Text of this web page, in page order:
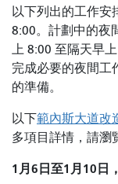
以下列出的工作安
8:00。計劃中的夜
上 8:00 至隔天早
完成必要的夜間工
的準備。
以下範內斯大道改
多項目詳情，請瀏
1月6日至1月10日